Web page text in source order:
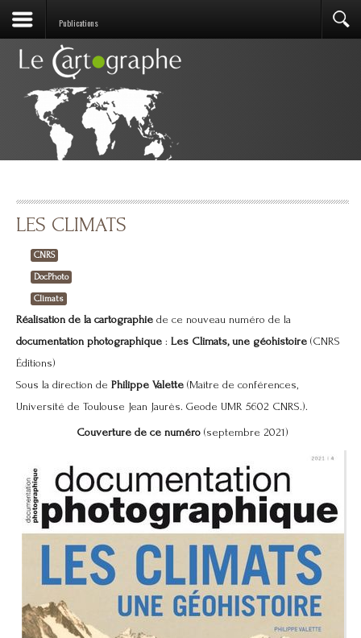
Publications
LES CLIMATS
CNRS
DocPhoto
Climats
Réalisation de la cartographie de ce nouveau numéro de la
documentation photographique : Les Climats, une géohistoire (CNRS
Éditions)
Sous la direction de Philippe Valette (Maître de conférences,
Université de Toulouse Jean Jaurès. Geode UMR 5602 CNRS.).
Couverture de ce numéro (septembre 2021)